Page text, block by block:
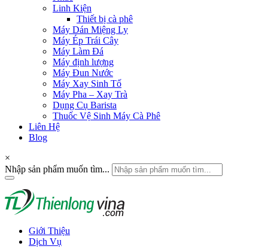
Linh Kiện
Thiết bị cà phê
Máy Dán Miệng Ly
Máy Ép Trái Cây
Máy Làm Đá
Máy định lượng
Máy Đun Nước
Máy Xay Sinh Tố
Máy Pha – Xay Trà
Dụng Cụ Barista
Thuốc Vệ Sinh Máy Cà Phê
Liên Hệ
Blog
×
Nhập sản phẩm muốn tìm...
Giới Thiệu
Dịch Vụ